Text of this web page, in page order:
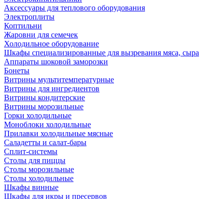
Аксессуары для теплового оборудования
Электроплиты
Коптильни
Жаровни для семечек
Холодильное оборудование
Шкафы специализированные для вызревания мяса, сыра
Аппараты шоковой заморозки
Бонеты
Витрины мультитемпературные
Витрины для ингредиентов
Витрины кондитерские
Витрины морозильные
Горки холодильные
Моноблоки холодильные
Прилавки холодильные мясные
Саладетты и салат-бары
Сплит-системы
Столы для пиццы
Столы морозильные
Столы холодильные
Шкафы винные
Шкафы для икры и пресервов